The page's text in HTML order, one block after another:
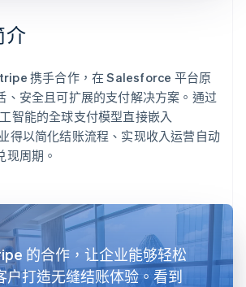
介
携手合作，在 Salesforce 平台原
、安全且可扩展的支付解决方案。通过
智能的全球支付模型直接嵌入
得以简化结账流程、实现收入运营自动
现周期。
的合作，让企业能够轻松
户打造无缝结账体验。看到